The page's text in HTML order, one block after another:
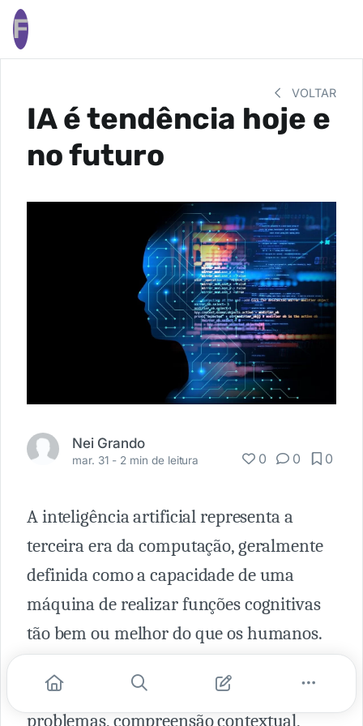
F
VOLTAR
IA é tendência hoje e
no futuro
Nei Grando
mar. 31 - 2 min de leitura 0 0 0
A inteligência artificial representa a
terceira era da computação, geralmente
definida como a capacidade de uma
máquina de realizar funções cognitivas
tão bem ou melhor do que os humanos.
aprendizagem, raciocínio, resolução de
problemas, compreensão contextual,